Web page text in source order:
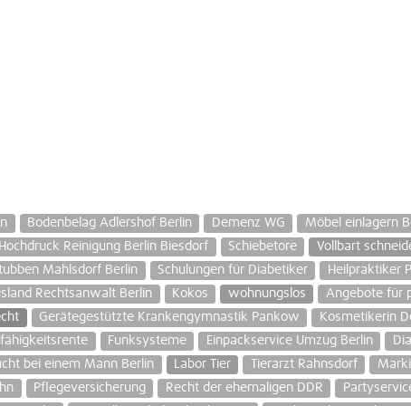
Bodenbelag Adlershof Berlin Demenz WG
Möbel einlagern
Hochdruck Reinigung Berlin Biesdorf Schiebetore
Vollbart
Mahlsdorf Berlin Schulungen für Diabetiker
Heilpraktiker
Rechtsanwalt Berlin Kokos wohnungslos
Angebote für
Gerätegestützte Krankengymnastik Pankow
Kosmetikerin
Funksysteme Einpackservice Umzug Berlin
bei einem Mann Berlin Labor Tier Tierarzt Rahnsdorf
Pflegeversicherung Recht der ehemaligen DDR